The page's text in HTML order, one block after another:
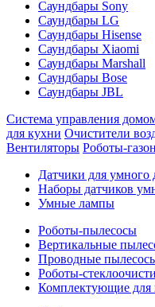
Саундбары Sony
Саундбары LG
Саундбары Hisense
Саундбары Xiaomi
Саундбары Marshall
Саундбары Bose
Саундбары JBL
Система управления
для кухни Очистители
Вентиляторы Роботы-
Датчики для умного
Наборы датчиков
Умные лампы
Роботы-пылесосы
Вертикальные
Проводные
Роботы-
Комплектующие для